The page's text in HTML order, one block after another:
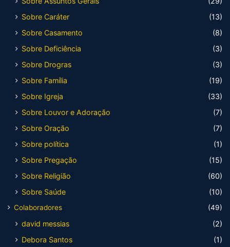
Sobre Caráter
(13)
Sobre Casamento
(8)
Sobre Deficiência
(3)
Sobre Drogras
(3)
Sobre Família
(19)
Sobre Igreja
(33)
Sobre Louvor e Adoração
(7)
Sobre Oração
(7)
Sobre política
(1)
Sobre Pregação
(15)
Sobre Religião
(60)
Sobre Saúde
(10)
Colaboradores (49)
david messias
(2)
Debora Santos
(1)